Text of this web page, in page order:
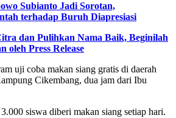
Subianto Jadi Sorotan,
terhadap Buruh Diapresiasi
dan Pulihkan Nama Baik, Beginilah
oleh Press Release
uji coba makan siang gratis di daerah
Cikembang, dua jam dari Ibu
siswa diberi makan siang setiap hari.